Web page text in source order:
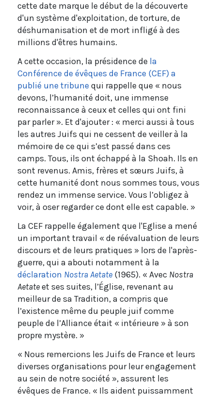
cette date marque le début de la découverte
d'un système d'exploitation, de torture, de
déshumanisation et de mort infligé à des
millions d'êtres humains.
A cette occasion, la présidence de la
Conférence de évêques de France (CEF) a
publié une tribune qui rappelle que « nous
devons, l’humanité doit, une immense
reconnaissance à ceux et celles qui ont fini
par parler ». Et d'ajouter : « merci aussi à tous
les autres Juifs qui ne cessent de veiller à la
mémoire de ce qui s’est passé dans ces
camps. Tous, ils ont échappé à la Shoah. Ils en
sont revenus. Amis, frères et sœurs Juifs, à
cette humanité dont nous sommes tous, vous
rendez un immense service. Vous l’obligez à
voir, à oser regarder ce dont elle est capable. »
La CEF rappelle également que l'Eglise a mené
un important travail « de réévaluation de leurs
discours et de leurs pratiques » lors de l'après-
guerre, qui a abouti notamment à la
déclaration Nostra Aetate (1965). « Avec Nostra
Aetateet ses suites, l’Église, revenant au
meilleur de sa Tradition, a compris que
l’existence même du peuple juif comme
peuple de l’Alliance était « intérieure » à son
propre mystère. »
« Nous remercions les Juifs de France et leurs
diverses organisations pour leur engagement
au sein de notre société », assurent les
évêques de France. « Ils aident puissamment